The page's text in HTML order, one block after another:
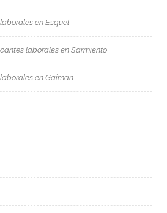
en Esquel
laborales en Sarmiento
en Gaiman